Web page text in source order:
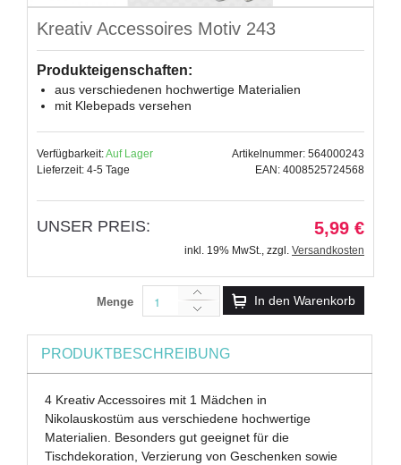
Kreativ Accessoires Motiv 243
Produkteigenschaften:
aus verschiedenen hochwertige Materialien
mit Klebepads versehen
Verfügbarkeit:Auf Lager
Lieferzeit: 4-5 Tage
Artikelnummer: 564000243
EAN: 4008525724568
UNSER PREIS: 5,99 €
inkl. 19% MwSt., zzgl. Versandkosten
Menge In den Warenkorb
PRODUKTBESCHREIBUNG
4 Kreativ Accessoires mit 1 Mädchen in
Nikolauskostüm aus verschiedene hochwertige
Materialien. Besonders gut geeignet für die
Tischdekoration, Verzierung von Geschenken sowie